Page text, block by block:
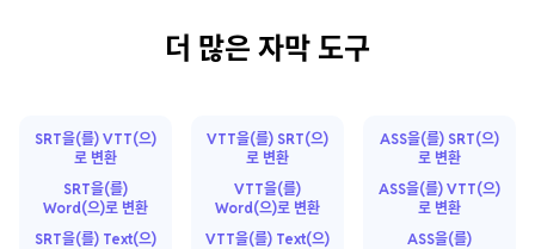
더 많은 자막 도구
SRT을(를) VTT(으)
로 변환
SRT을(를)
Word(으)로 변환
SRT을(를) Text(으)
VTT을(를) SRT(으)
로 변환
VTT을(를)
Word(으)로 변환
VTT을(를) Text(으)
ASS을(를) SRT(으)
로 변환
ASS을(를) VTT(으)
로 변환
ASS을(를)